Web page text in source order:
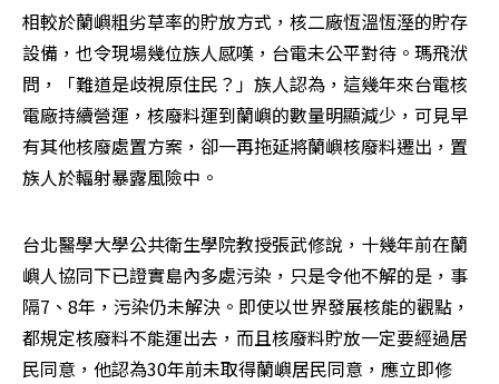
相較於蘭嶼粗劣草率的貯放方式，核二廠恆溫恆溼的貯存
設備，也令現場幾位族人感嘆，台電未公平對待。瑪飛洑
問，「難道是歧視原住民？」族人認為，這幾年來台電核
電廠持續營運，核廢料運到蘭嶼的數量明顯減少，可見早
有其他核廢處置方案，卻一再拖延將蘭嶼核廢料遷出，置
族人於輻射暴露風險中。
台北醫學大學公共衛生學院教授張武修說，十幾年前在蘭
嶼人協同下已證實島內多處污染，只是令他不解的是，事
隔7、8年，污染仍未解決。即使以世界發展核能的觀點，
都規定核廢料不能運出去，而且核廢料貯放一定要經過居
民同意，他認為30年前未取得蘭嶼居民同意，應立即修